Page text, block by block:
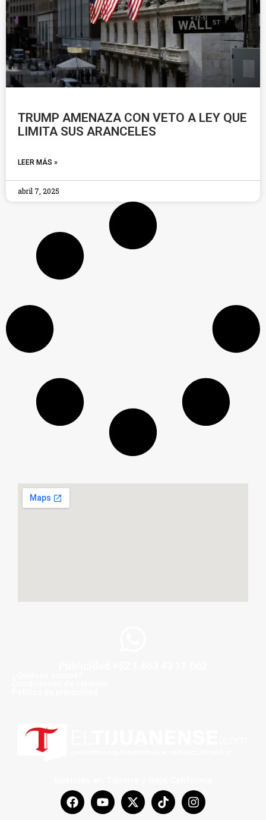
TRUMP AMENAZA CON VETO A LEY QUE
LIMITA SUS ARANCELES
LEER MÁS »
abril 7, 2025